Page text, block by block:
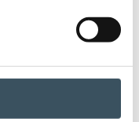
kemikaalit